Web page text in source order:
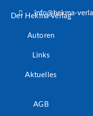
info@hekma-
Der Hekma Verlag
Autoren
Links
Aktuelles
AGB